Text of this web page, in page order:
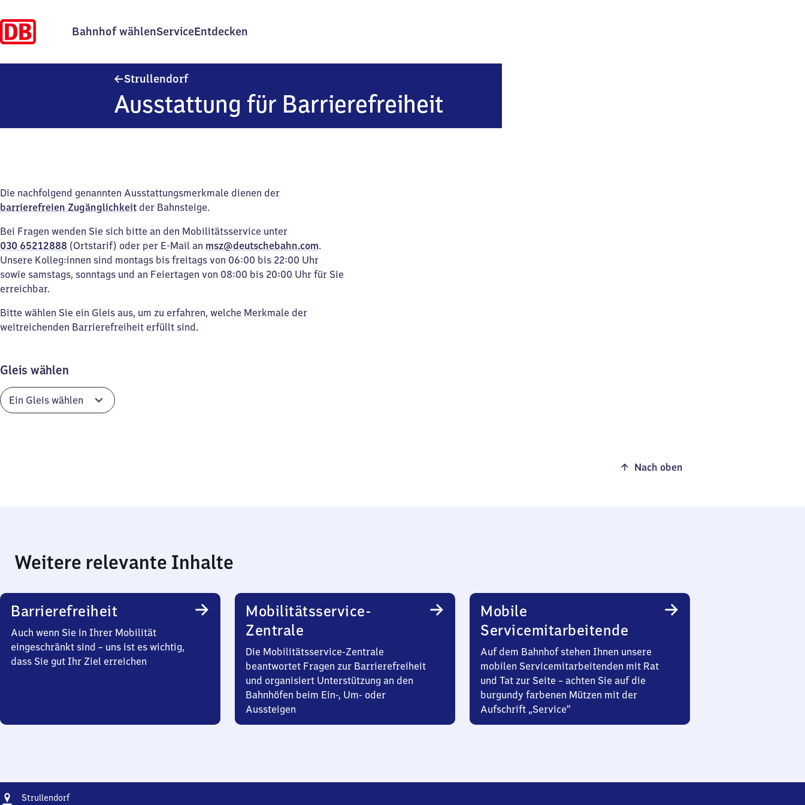
Bahnhof wählenServiceEntdecken
StrullendorfStrullendorf
Ausstattung für Barrierefreiheit
Die nachfolgend genannten Ausstattungsmerkmale dienen der
barrierefreien Zugänglichkeit der Bahnsteige.
Bei Fragen wenden Sie sich bitte an den Mobilitätsservice unter
030 65212888 (Ortstarif) oder per E-Mail an msz@deutschebahn.com.
Unsere Kolleg:innen sind montags bis freitags von 06:00 bis 22:00 Uhr
sowie samstags, sonntags und an Feiertagen von 08:00 bis 20:00 Uhr für Sie
erreichbar.
Bitte wählen Sie ein Gleis aus, um zu erfahren, welche Merkmale der
weitreichenden Barrierefreiheit erfüllt sind.
Gleis wählen
Nach oben
Weitere relevante Inhalte
Barrierefreiheit
Auch wenn Sie in Ihrer Mobilität
eingeschränkt sind – uns ist es wichtig,
dass Sie gut Ihr Ziel erreichen
Mobilitätsservice-
Zentrale
Die Mobilitätsservice-Zentrale
beantwortet Fragen zur Barrierefreiheit
und organisiert Unterstützung an den
Bahnhöfen beim Ein-, Um- oder
Aussteigen
Mobile
Servicemitarbeitende
Auf dem Bahnhof stehen Ihnen unsere
mobilen Servicemitarbeitenden mit Rat
und Tat zur Seite – achten Sie auf die
burgundy farbenen Mützen mit der
Aufschrift „Service“
Adresse
StrullendorfStrullendorf